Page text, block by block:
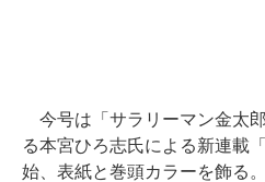
今号は「サラリーマン金太
る本宮ひろ志氏による新連載
始、表紙と巻頭カラーを飾る